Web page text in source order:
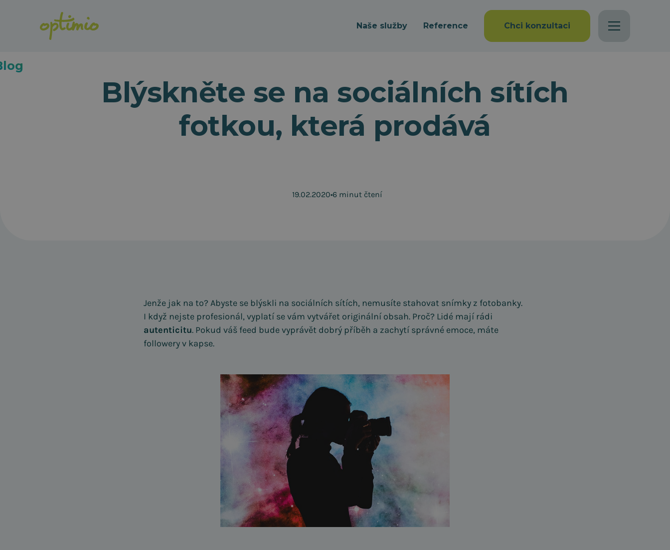
Naše služby Reference Chci konzultaci
Blýskněte se na sociálních sítích
fotkou, která prodává
19.02.2020•6 minut čtení
Jenže jak na to? Abyste se blýskli na sociálních sítích, nemusíte stahovat snímky z fotobanky.
I když nejste profesionál, vyplatí se vám vytvářet originální obsah. Proč? Lidé mají rádi
autenticitu. Pokud váš feed bude vyprávět dobrý příběh a zachytí správné emoce, máte
followery v kapse.